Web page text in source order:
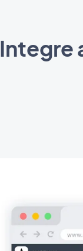
Integre